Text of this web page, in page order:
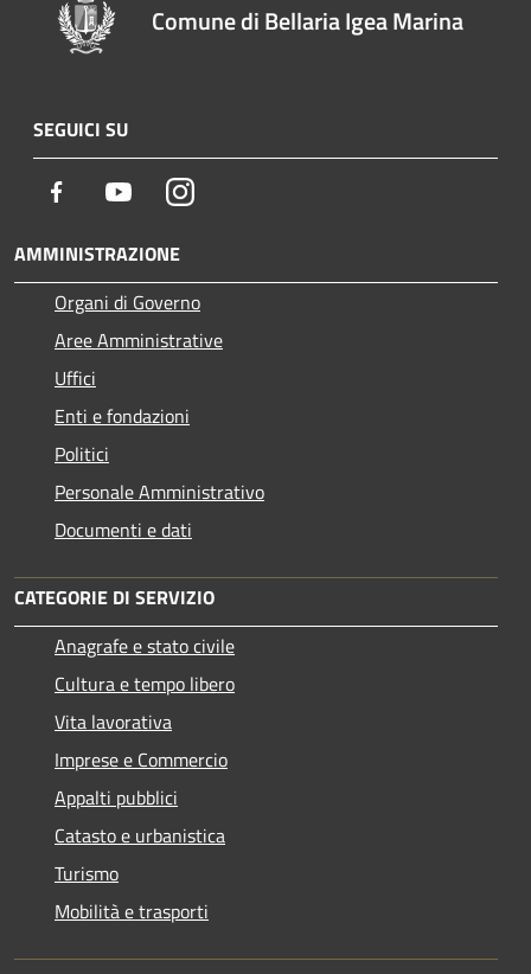
Comune di Bellaria Igea Marina
SEGUICI SU
Facebook YoutubeInstagram
AMMINISTRAZIONE
Organi di Governo
Aree Amministrative
Uffici
Enti e fondazioni
Politici
Personale Amministrativo
Documenti e dati
CATEGORIE DI SERVIZIO
Anagrafe e stato civile
Cultura e tempo libero
Vita lavorativa
Imprese e Commercio
Appalti pubblici
Catasto e urbanistica
Turismo
Mobilità e trasporti